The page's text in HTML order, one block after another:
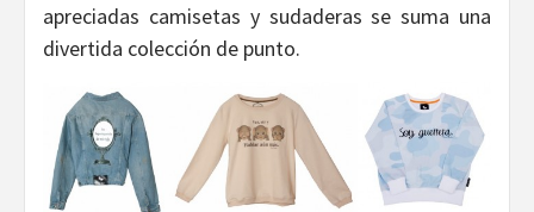
apreciadas camisetas y sudaderas se suma una
divertida colección de punto.